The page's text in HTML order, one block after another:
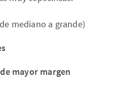
mediano a grande)
mayor margen